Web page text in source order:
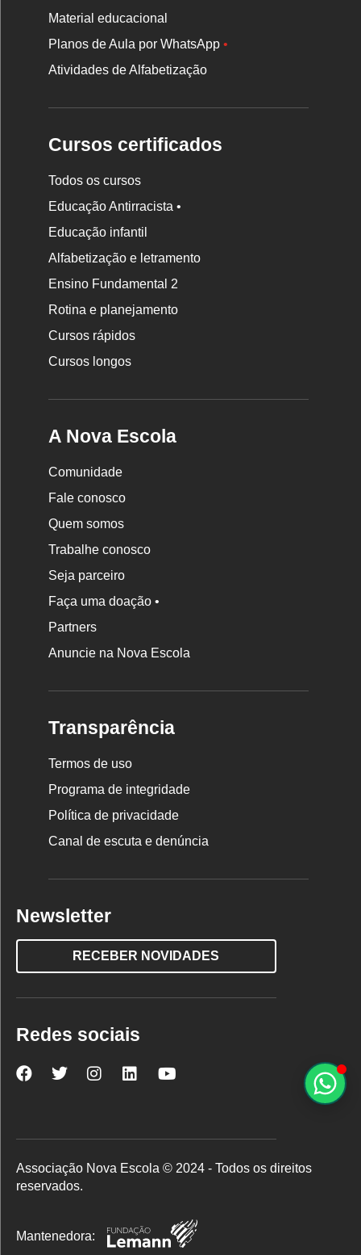
Material educacional
Planos de Aula por WhatsApp•
Atividades de Alfabetização
Cursos certificados
Todos os cursos
Educação Antirracista •
Educação infantil
Alfabetização e letramento
Ensino Fundamental 2
Rotina e planejamento
Cursos rápidos
Cursos longos
A Nova Escola
Comunidade
Fale conosco
Quem somos
Trabalhe conosco
Seja parceiro
Faça uma doação •
Partners
Anuncie na Nova Escola
Transparência
Termos de uso
Programa de integridade
Política de privacidade
Canal de escuta e denúncia
Newsletter
RECEBER NOVIDADES
Redes sociais
Nova
Facebook
Nova
Twitter
Nova
Instagram
Nova
LinkedInYouTube
Associação Nova Escola © 2024 - Todos os direitos
reservados.
Mantenedora: